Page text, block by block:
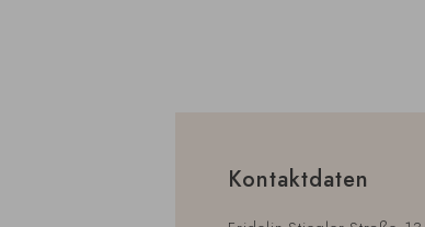
Kontaktdaten